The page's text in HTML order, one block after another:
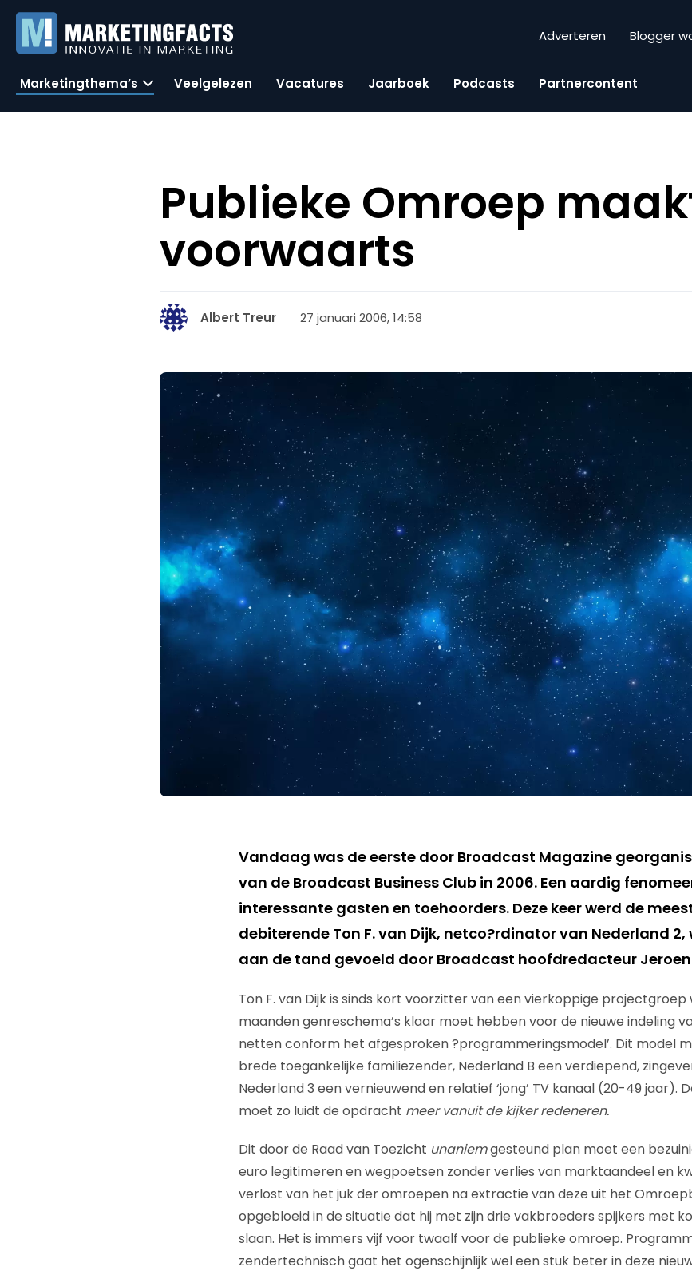
Adverteren Blogger
Marketingthema’s Veelgelezen Vacatures Jaarboek Podcasts Partnercontent
Publieke Omroep
voorwaarts
Albert Treur 27 januari 2006, 14:58
Vandaag was de eerste door Broadcast Magazine
van de Broadcast Business Club in 2006. Een aardig
interessante gasten en toehoorders. Deze keer werd de
debiterende Ton F. van Dijk, netco?rdinator van Nederland
aan de tand gevoeld door Broadcast hoofdredacteur Jeroen
Ton F. van Dijk is sinds kort voorzitter van een vierkoppige projectgroep
maanden genreschema’s klaar moet hebben voor de nieuwe indeling
netten conform het afgesproken ?programmeringsmodel’. Dit model
brede toegankelijke familiezender, Nederland B een verdiepend,
Nederland 3 een vernieuwend en relatief ‘jong’ TV kanaal (20-49 jaar).
moet zo luidt de opdracht meer vanuit de kijker redeneren.
Dit door de Raad van Toezicht unaniemgesteund plan moet een
euro legitimeren en wegpoetsen zonder verlies van marktaandeel en
verlost van het juk der omroepen na extractie van deze uit het
opgebloeid in de situatie dat hij met zijn drie vakbroeders spijkers met
slaan. Het is immers vijf voor twaalf voor de publieke omroep.
zendertechnisch gaat het ogenschijnlijk wel een stuk beter in deze